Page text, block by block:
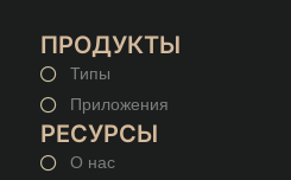
ПРОДУКТЫ
Типы
Приложения
РЕСУРСЫ
О нас